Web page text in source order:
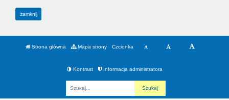
zamknij
Strona główna Mapa strony Czcionka
Kontrast Informacja administratora